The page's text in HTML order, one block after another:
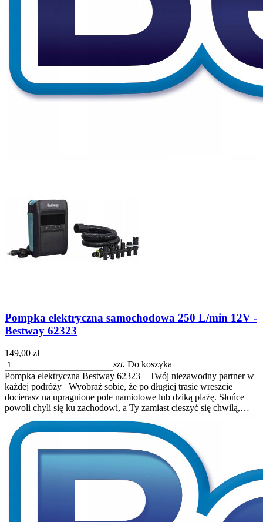
Pompka elektryczna samochodowa 250 L/min 12V -
Bestway 62323
149,00 zł
szt. Do koszyka
Pompka elektryczna Bestway 62323 – Twój niezawodny partner w
każdej podróży Wyobraź sobie, że po długiej trasie wreszcie
docierasz na upragnione pole namiotowe lub dziką plażę. Słońce
powoli chyli się ku zachodowi, a Ty zamiast cieszyć się chwilą,…